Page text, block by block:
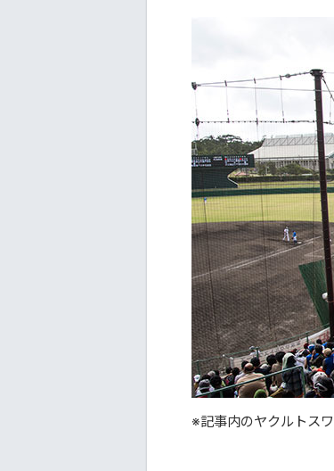
※記事内のヤクルトス